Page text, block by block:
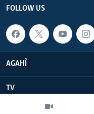
FOLLOW US
AGAHÎ
TV